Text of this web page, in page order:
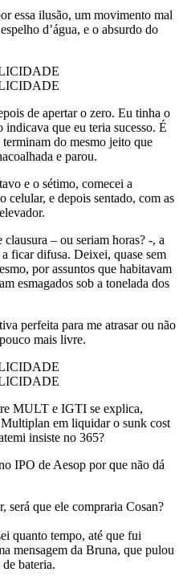
essa ilusão, um movimento mal
d’água, e o absurdo do
de apertar o zero. Eu tinha o
que eu teria sucesso. É
do mesmo jeito que
e parou.
e o sétimo, comecei a
celular, e depois sentado, com as
– ou seriam horas? -, a
ficar difusa. Deixei, quase sem
por assuntos que habitavam
esmagados sob a tonelada dos
perfeita para me atrasar ou não
mais livre.
MULT e IGTI se explica,
em liquidar o sunk cost
insiste no 365?
IPO de Aesop por que não dá
será que ele compraria Cosan?
quanto tempo, até que fui
mensagem da Bruna, que pulou
bateria.